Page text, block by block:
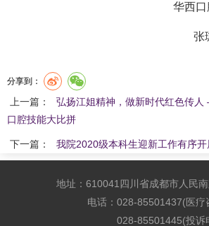
华西口
张珈
分享到：
上一篇：
弘扬江姐精神，做新时代红色传
口腔技能大比拼
下一篇： 我院2020级本科生迎新工作有序开
地址：610041四川省成都市人民
电话：028-85501437(医疗
028-85501445(投诉